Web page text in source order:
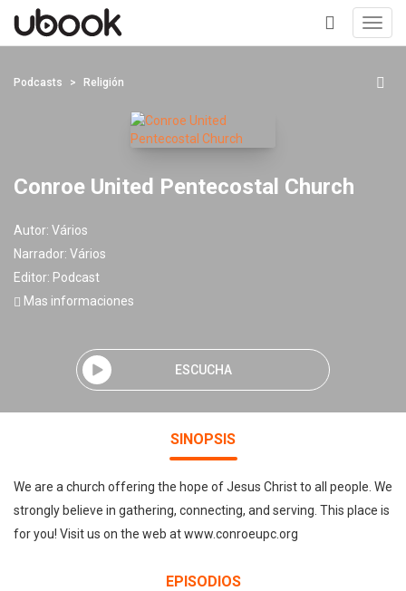
+
Podcasts Religión
Conroe United Pentecostal Church
Autor: Vários
Narrador: Vários
Editor: Podcast
Mas informaciones
ESCUCHA
SINOPSIS
We are a church offering the hope of Jesus Christ to all people. We
strongly believe in gathering, connecting, and serving. This place is
for you! Visit us on the web at www.conroeupc.org
EPISODIOS